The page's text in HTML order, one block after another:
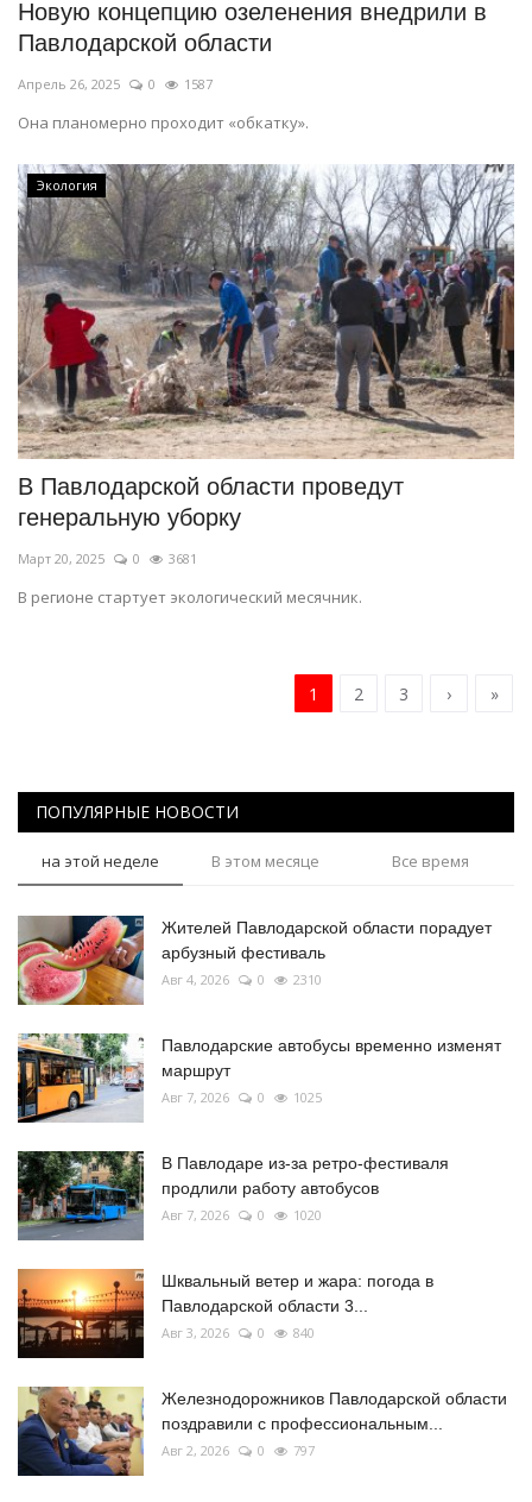
Новую концепцию озеленения внедрили в
Павлодарской области
Апрель 26, 2025 0 1587
Она планомерно проходит «обкатку».
Экология
В Павлодарской области проведут
генеральную уборку
Март 20, 2025 0 3681
В регионе стартует экологический месячник.
1 2 3 › »
ПОПУЛЯРНЫЕ НОВОСТИ
на этой неделе В этом месяце Все время
Жителей Павлодарской области порадует
арбузный фестиваль
Авг 4, 2026 0 2310
Павлодарские автобусы временно изменят
маршрут
Авг 7, 2026 0 1025
В Павлодаре из-за ретро-фестиваля
продлили работу автобусов
Авг 7, 2026 0 1020
Шквальный ветер и жара: погода в
Павлодарской области 3...
Авг 3, 2026 0 840
Железнодорожников Павлодарской области
поздравили с профессиональным...
Авг 2, 2026 0 797